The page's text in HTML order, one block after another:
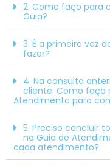
2. Como faço para
Guia?
3. É a primeira vez
fazer?
4. Na consulta
cliente. Como faço
Atendimento para
5. Preciso concluir
na Guia de
cada atendimento?